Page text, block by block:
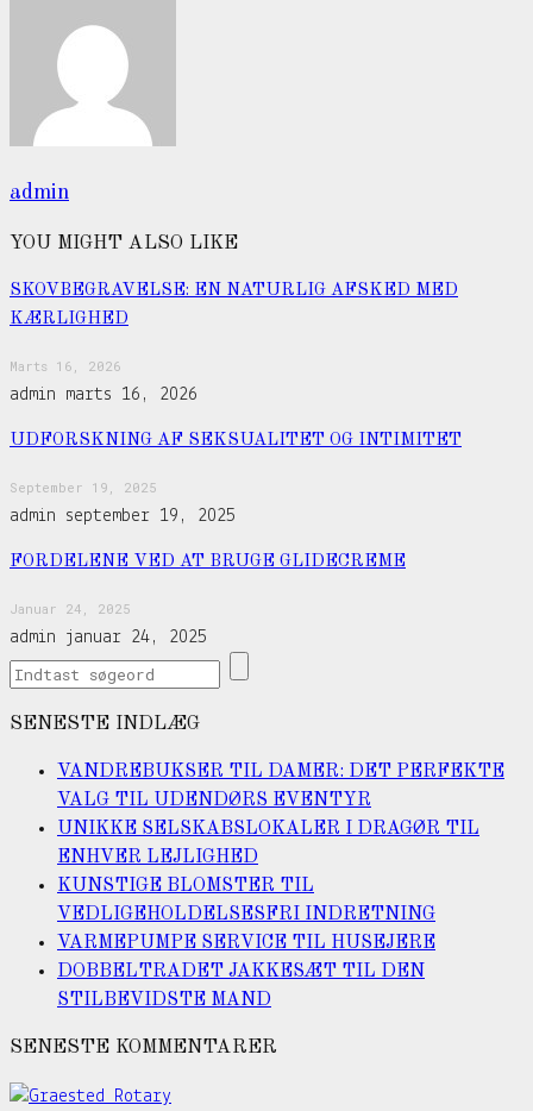
admin
YOU MIGHT ALSO LIKE
SKOVBEGRAVELSE: EN NATURLIG AFSKED MED
KÆRLIGHED
Marts 16, 2026
admin marts 16, 2026
UDFORSKNING AF SEKSUALITET OG INTIMITET
September 19, 2025
admin september 19, 2025
FORDELENE VED AT BRUGE GLIDECREME
Januar 24, 2025
admin januar 24, 2025
SENESTE INDLÆG
VANDREBUKSER TIL DAMER: DET PERFEKTE
VALG TIL UDENDØRS EVENTYR
UNIKKE SELSKABSLOKALER I DRAGØR TIL
ENHVER LEJLIGHED
KUNSTIGE BLOMSTER TIL
VEDLIGEHOLDELSESFRI INDRETNING
VARMEPUMPE SERVICE TIL HUSEJERE
DOBBELTRADET JAKKESÆT TIL DEN
STILBEVIDSTE MAND
SENESTE KOMMENTARER